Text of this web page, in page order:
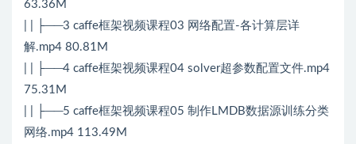
63.36M
| | ├──3 caffe框架视频课程03 网络配置-各计算层详
解.mp4 80.81M
| | ├──4 caffe框架视频课程04 solver超参数配置文件.mp4
75.31M
| | ├──5 caffe框架视频课程05 制作LMDB数据源训练分类
网络.mp4 113.49M